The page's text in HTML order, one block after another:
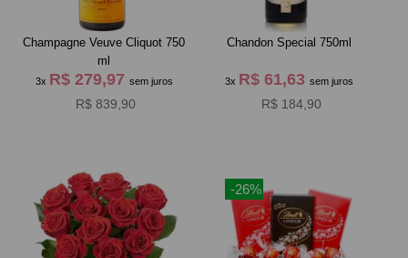
Champagne Veuve Cliquot 750
ml
3x R$ 279,97 sem juros
R$ 839,90
Chandon Special 750ml
3x R$ 61,63sem juros
R$ 184,90
-26%